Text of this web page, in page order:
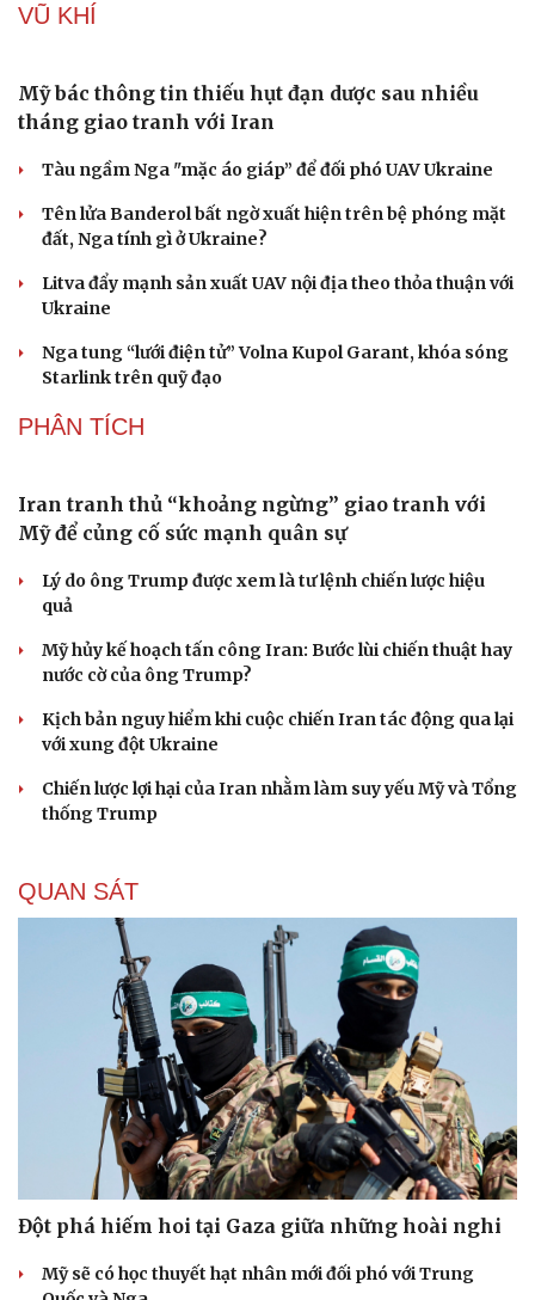
Du lịch
Tư vấn
Săn Tour
Podcast
Câu chuyện thời sự
Kể chuyện cho bé
VŨ KHÍ
Mỹ bác thông tin thiếu hụt đạn dược sau nhiều
tháng giao tranh với Iran
Tàu ngầm Nga "mặc áo giáp” để đối phó UAV Ukraine
Tên lửa Banderol bất ngờ xuất hiện trên bệ phóng mặt
đất, Nga tính gì ở Ukraine?
Litva đẩy mạnh sản xuất UAV nội địa theo thỏa thuận với
Ukraine
Nga tung “lưới điện tử” Volna Kupol Garant, khóa sóng
Starlink trên quỹ đạo
PHÂN TÍCH
Iran tranh thủ “khoảng ngừng” giao tranh với
Mỹ để củng cố sức mạnh quân sự
Mỹ hủy kế hoạch tấn công Iran: Bước lùi chiến thuật hay
nước cờ của ông Trump?
Kịch bản nguy hiểm khi cuộc chiến Iran tác động qua lại
với xung đột Ukraine
Chiến lược lợi hại của Iran nhằm làm suy yếu Mỹ và Tổng
thống Trump
QUAN SÁT